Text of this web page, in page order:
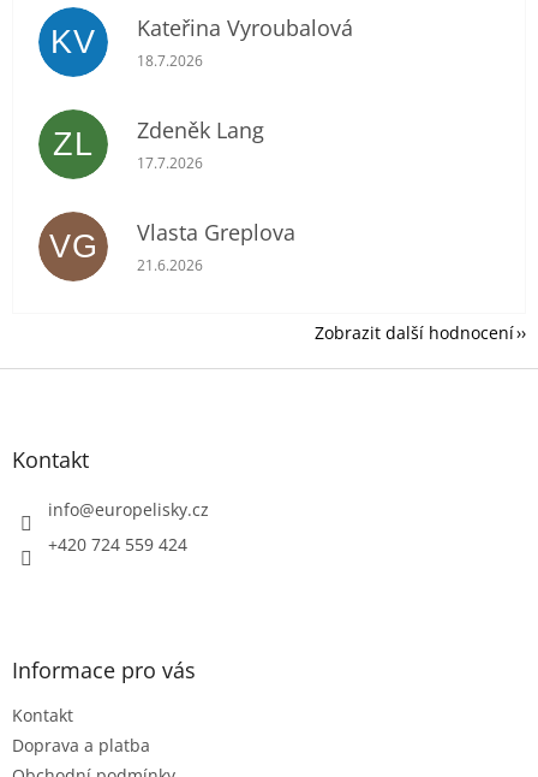
KV Kateřina Vyroubalová
Hodnocení obchodu je 5 z 5 hvězdiček.
18.7.2026
ZL Zdeněk Lang
Hodnocení obchodu je 5 z 5 hvězdiček.
17.7.2026
VG Vlasta Greplova
Hodnocení obchodu je 5 z 5 hvězdiček.
21.6.2026
Zobrazit další hodnocení
Z
Kontakt
info@europelisky.cz
+420 724 559 424
Informace pro vás
Kontakt
Doprava a platba